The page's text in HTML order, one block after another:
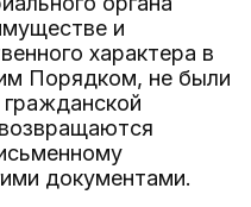
и
характера в
Порядком, не были
документами.